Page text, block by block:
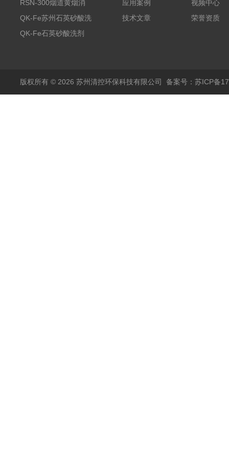
消除剂
RSN-300烟道黄烟消
除剂销售
QK-Fe苏州石英砂酸洗
剂
QK-Fe石英砂酸洗剂
应用案例
技术文章
视频中心
荣誉资质
版权所有 © 2026 苏州清控环保科技有限公司 备案号：苏ICP备